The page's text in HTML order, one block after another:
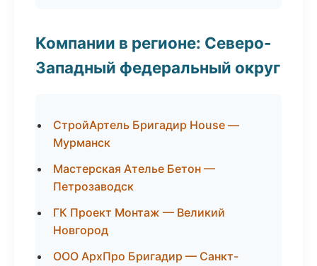
Компании в регионе: Северо-
Западный федеральный округ
СтройАртель Бригадир House —
Мурманск
Мастерская Ателье Бетон —
Петрозаводск
ГК Проект Монтаж — Великий
Новгород
ООО АрхПро Бригадир — Санкт-